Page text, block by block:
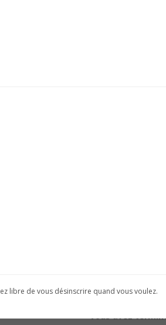
liste d’attente du mentorat littéraire
sous 72H ouvrées.
Vous avez
libre de vous désinscrire quand vous voulez.